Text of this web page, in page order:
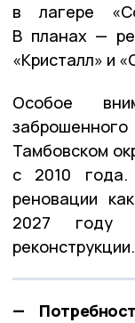
в лагере
В планах —
«Кристалл» и
Особое
Тамбовском
с 2010 года.
реновации
2027 году
реконструкции.
—